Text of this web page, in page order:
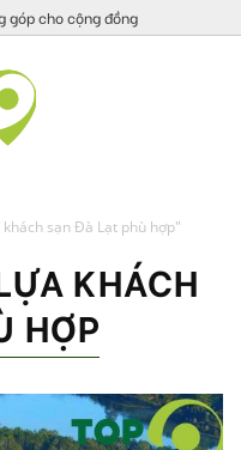
góp cho cộng đồng
sạn Đà Lạt phù hợp"
KHÁCH
HỢP